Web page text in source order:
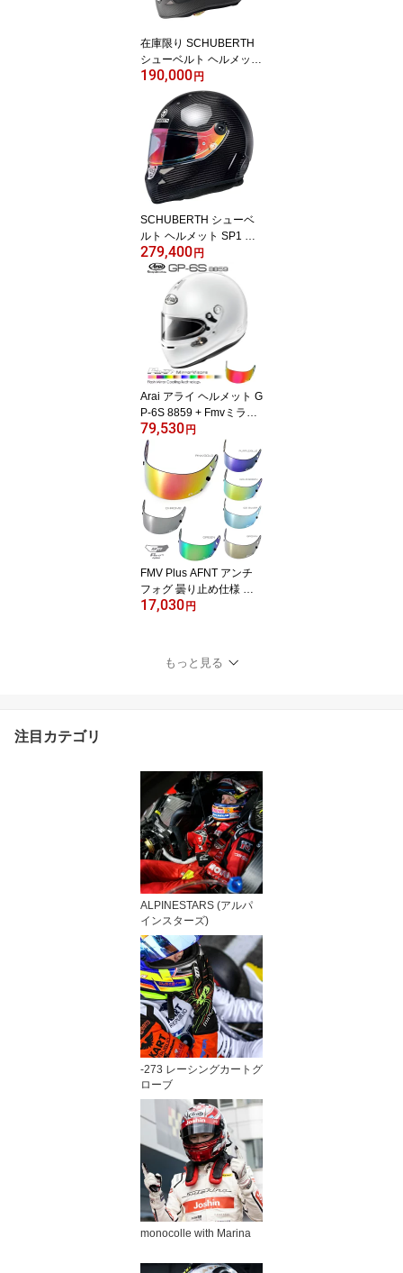
在庫限り SCHUBERTH
シューベルト ヘルメット
SK1 SNELL FIA CMR 20
16 CARBON MATTE カ
ーボンヘルメット シュー
ベルス
190,000 円
SCHUBERTH シューベ
ルト ヘルメット SP1 CA
RBON FIA 8859-2015 S
NELL SA2020 カーボン
ヘルメット シューベルス
279,400 円
Arai アライ ヘルメット G
P-6S 8859 + Fmvミラー
バイザーセット SNELL
SA/FIA8859規格 4輪公式
競技対応モデル
79,530 円
FMV Plus AFNT アンチ
フォグ 曇り止め仕様 ミ
ラーバイザー GP-6 GP-6
17,030 円
もっと見る
注目カテゴリ
ALPINESTARS (アルパ
インスターズ)
-273 レーシングカートグ
ローブ
monocolle with Marina